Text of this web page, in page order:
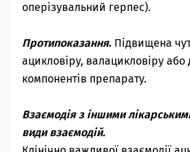
оперізувальний герпес).
Протипоказання. Підвищена
ацикловіру, валацикловіру або
компонентів препарату.
Взаємодія з іншими
види взаємодій.